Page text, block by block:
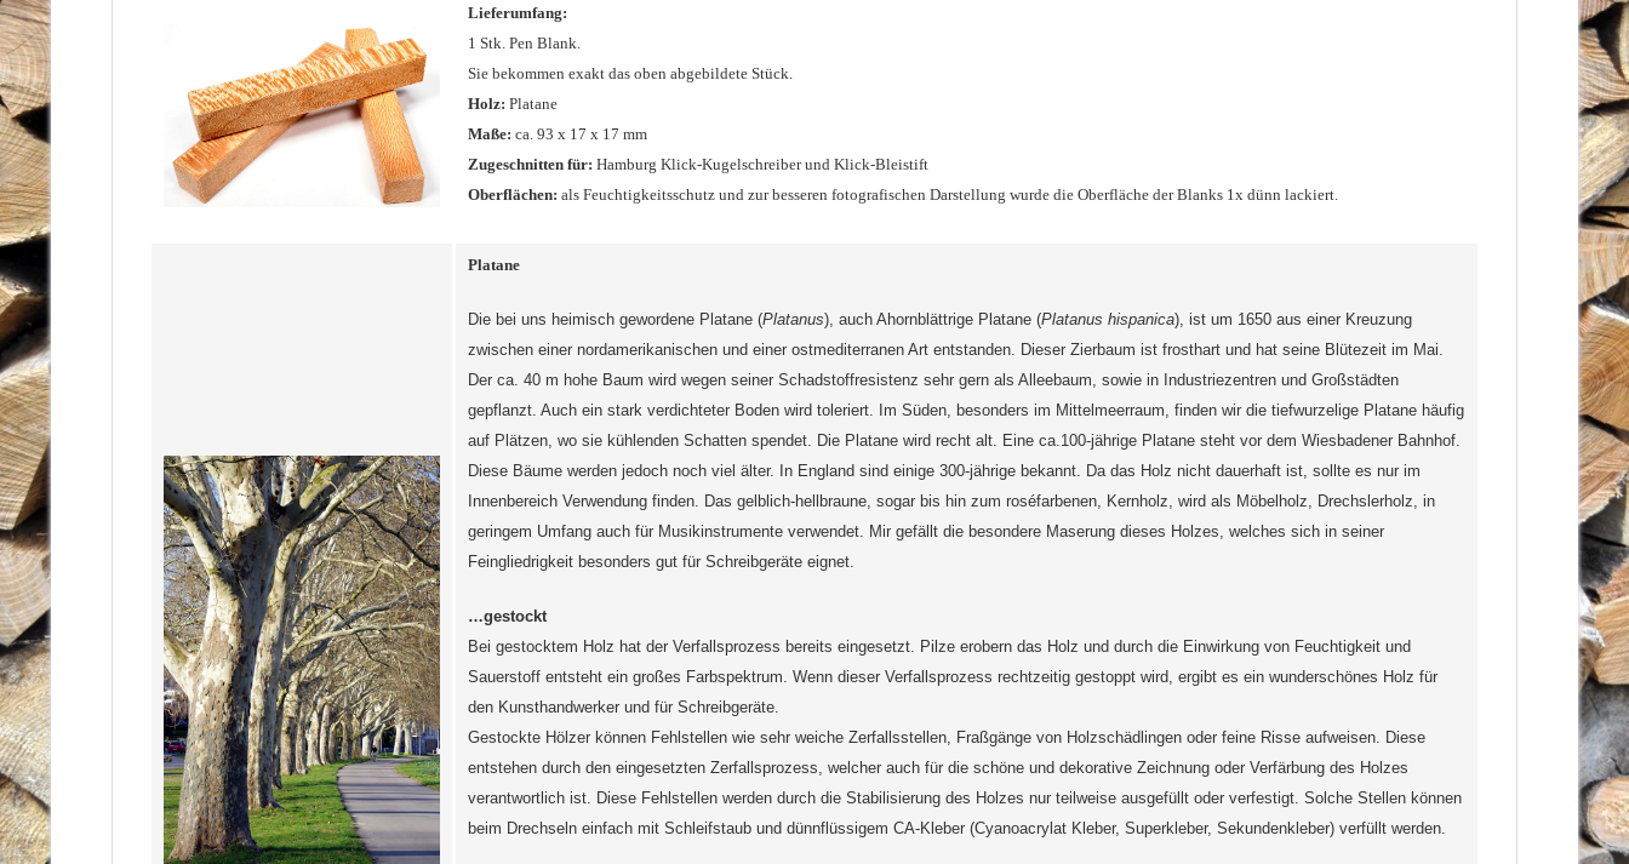
Lieferumfang:
1 Stk. Pen Blank.
Sie bekommen exakt das oben abgebildete Stück.
Holz: Platane
Maße: ca. 93 x 17 x 17 mm
Zugeschnitten für: Hamburg Klick-Kugelschreiber und Klick-Bleistift
Oberflächen: als Feuchtigkeitsschutz und zur besseren fotografischen Darstellung wurde die Oberfläche der Blanks 1x dünn lackiert.
Platane
Die bei uns heimisch gewordene Platane (Platanus), auch Ahornblättrige Platane (Platanus hispanica), ist um 1650 aus einer Kreuzung
zwischen einer nordamerikanischen und einer ostmediterranen Art entstanden. Dieser Zierbaum ist frosthart und hat seine Blütezeit im Mai.
Der ca. 40 m hohe Baum wird wegen seiner Schadstoffresistenz sehr gern als Alleebaum, sowie in Industriezentren und Großstädten
gepflanzt. Auch ein stark verdichteter Boden wird toleriert. Im Süden, besonders im Mittelmeerraum, finden wir die tiefwurzelige Platane häufig
auf Plätzen, wo sie kühlenden Schatten spendet. Die Platane wird recht alt. Eine ca.100-jährige Platane steht vor dem Wiesbadener Bahnhof.
Diese Bäume werden jedoch noch viel älter. In England sind einige 300-jährige bekannt. Da das Holz nicht dauerhaft ist, sollte es nur im
Innenbereich Verwendung finden. Das gelblich-hellbraune, sogar bis hin zum roséfarbenen, Kernholz, wird als Möbelholz, Drechslerholz, in
geringem Umfang auch für Musikinstrumente verwendet. Mir gefällt die besondere Maserung dieses Holzes, welches sich in seiner
Feingliedrigkeit besonders gut für Schreibgeräte eignet.
…gestockt
Bei gestocktem Holz hat der Verfallsprozess bereits eingesetzt. Pilze erobern das Holz und durch die Einwirkung von Feuchtigkeit und
Sauerstoff entsteht ein großes Farbspektrum. Wenn dieser Verfallsprozess rechtzeitig gestoppt wird, ergibt es ein wunderschönes Holz für
den Kunsthandwerker und für Schreibgeräte.
Gestockte Hölzer können Fehlstellen wie sehr weiche Zerfallsstellen, Fraßgänge von Holzschädlingen oder feine Risse aufweisen. Diese
entstehen durch den eingesetzten Zerfallsprozess, welcher auch für die schöne und dekorative Zeichnung oder Verfärbung des Holzes
verantwortlich ist. Diese Fehlstellen werden durch die Stabilisierung des Holzes nur teilweise ausgefüllt oder verfestigt. Solche Stellen können
beim Drechseln einfach mit Schleifstaub und dünnflüssigem CA-Kleber (Cyanoacrylat Kleber, Superkleber, Sekundenkleber) verfüllt werden.